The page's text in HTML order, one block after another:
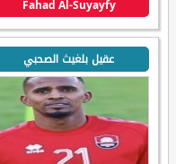
Fahad Al-Suyayfy
عقيل بلغيث الصحبي